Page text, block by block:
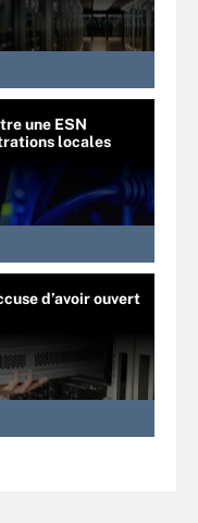
une ESN
locales
d’avoir ouvert